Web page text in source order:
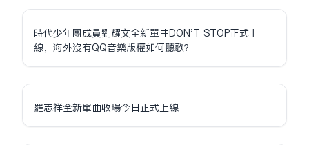
時代少年團成員劉耀文全新單曲DON'T STOP正式上
線，海外沒有QQ音樂版權如何聽歌？
羅志祥全新單曲收場今日正式上線